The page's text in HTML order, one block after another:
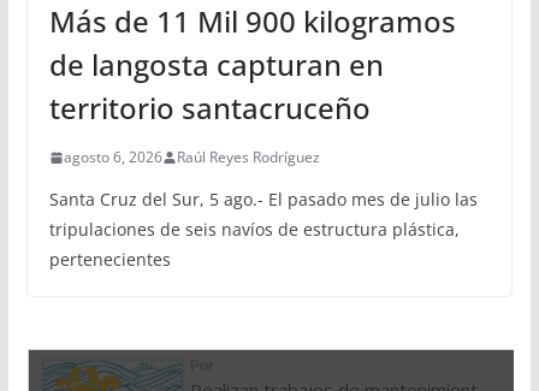
Más de 11 Mil 900 kilogramos
de langosta capturan en
territorio santacruceño
agosto 6, 2026 Raúl Reyes Rodríguez
Santa Cruz del Sur, 5 ago.- El pasado mes de julio las
tripulaciones de seis navíos de estructura plástica,
pertenecientes